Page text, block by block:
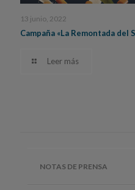
13 junio, 2022
Campaña «La Remontada del
Leer más
NOTAS DE PRENSA